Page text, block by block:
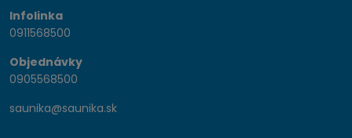
Infolinka
0911568500
Objednávky
0905568500
saunika@saunika.sk